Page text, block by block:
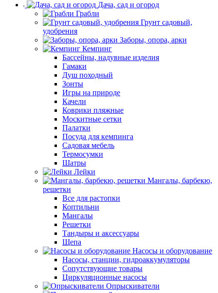
Дача, сад и огород
Грабли
Грунт садовый,
удобрения
Заборы, опора, арки
Кемпинг
Бассейны, надувные изделия
Гамаки
Душ походный
Зонты
Игры на природе
Качели
Коврики пляжные
Москитные сетки
Палатки
Посуда для кемпинга
Садовая мебель
Термосумки
Шатры
Лейки
Мангалы, барбекю,
решетки
Все для растопки
Коптильни
Мангалы
Решетки
Тандыры и аксессуары
Щепа
Насосы и оборудование
Насосы, станции, гидроаккумуляторы
Сопутствующие товары
Циркуляционные насосы
Опрыскиватели